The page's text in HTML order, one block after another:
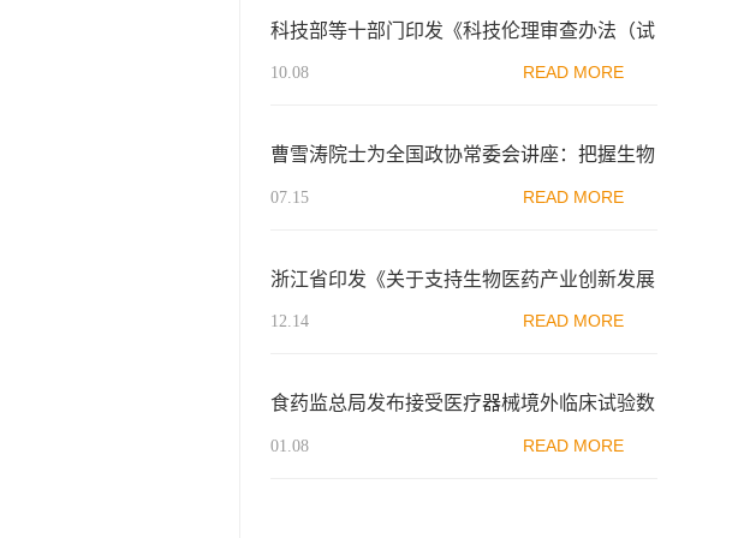
科技部等十部门印发《科技伦理审查办法（试
行）》
10.08 READ MORE
曹雪涛院士为全国政协常委会讲座：把握生物
医药技术发展的战略机遇
07.15 READ MORE
浙江省印发《关于支持生物医药产业创新发展
若干举措》，支持细胞和基因治疗等领域发展
12.14 READ MORE
食药监总局发布接受医疗器械境外临床试验数
据技术指导原则的通告
01.08 READ MORE